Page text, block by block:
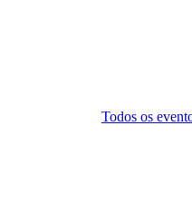
Todos os